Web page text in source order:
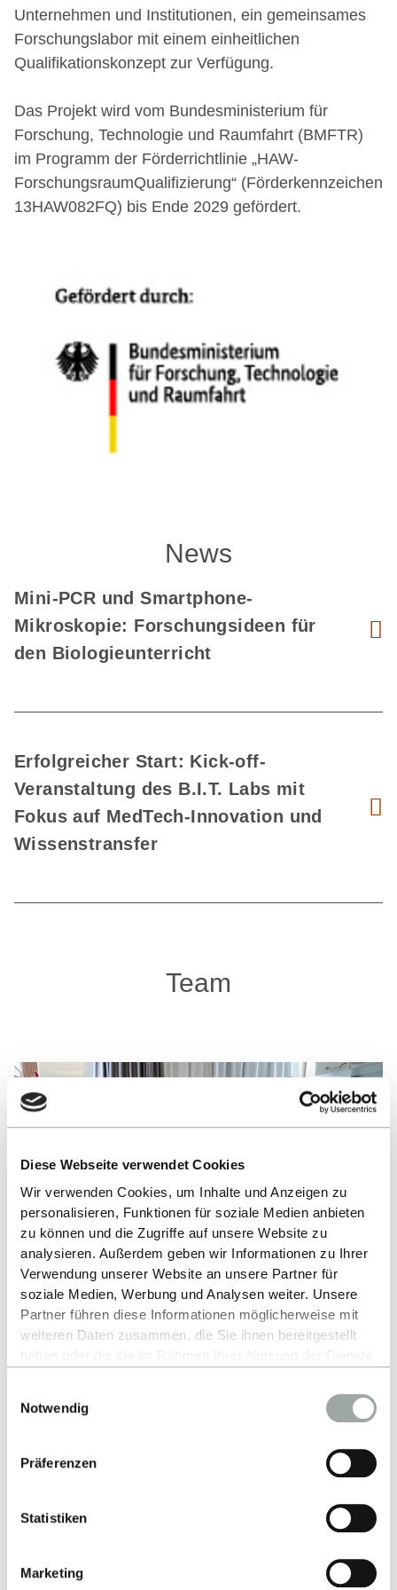
Diese Webseite verwendet Cookies
Wir verwenden Cookies, um Inhalte und Anzeigen zu
personalisieren, Funktionen für soziale Medien anbieten
zu können und die Zugriffe auf unsere Website zu
analysieren. Außerdem geben wir Informationen zu Ihrer
Verwendung unserer Website an unsere Partner für
soziale Medien, Werbung und Analysen weiter. Unsere
Partner führen diese Informationen möglicherweise mit
weiteren Daten zusammen, die Sie ihnen bereitgestellt
Alles zum Thema Cookies und personenbezogene
Datenverarbeitung entnehmen Sie unserer
Notwendig
Präferenzen
Statistiken
Marketing
Unternehmen und Institutionen, ein gemeinsames
Forschungslabor mit einem einheitlichen
Qualifikationskonzept zur Verfügung.
Das Projekt wird vom Bundesministerium für
Forschung, Technologie und Raumfahrt (BMFTR)
im Programm der Förderrichtlinie „HAW-
ForschungsraumQualifizierung“ (Förderkennzeichen
13HAW082FQ) bis Ende 2029 gefördert.
News
Mini-PCR und Smartphone-
Mikroskopie: Forschungsideen für
den Biologieunterricht
Erfolgreicher Start: Kick-off-
Veranstaltung des B.I.T. Labs mit
Fokus auf MedTech-Innovation und
Wissenstransfer
Team